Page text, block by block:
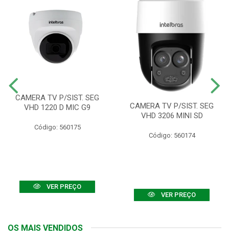
CAMERA TV P/SIST. SEG
VHD 1220 D MIC G9
Código: 560175
VER PREÇO
CAMERA TV P/SIST. SEG
VHD 3206 MINI SD
Código: 560174
VER PREÇO
OS MAIS VENDIDOS